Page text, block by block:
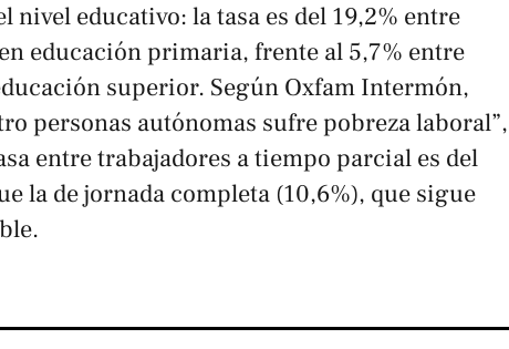
nivel educativo: la tasa es del 19,2% entre
educación primaria, frente al 5,7% entre
superior. Según Oxfam Intermón,
personas autónomas sufre pobreza laboral”,
entre trabajadores a tiempo parcial es del
la de jornada completa (10,6%), que sigue